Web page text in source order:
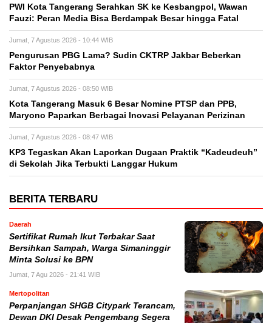
PWI Kota Tangerang Serahkan SK ke Kesbangpol, Wawan
Fauzi: Peran Media Bisa Berdampak Besar hingga Fatal
Jumat, 7 Agustus 2026 - 10:44 WIB
Pengurusan PBG Lama? Sudin CKTRP Jakbar Beberkan
Faktor Penyebabnya
Jumat, 7 Agustus 2026 - 08:50 WIB
Kota Tangerang Masuk 6 Besar Nomine PTSP dan PPB,
Maryono Paparkan Berbagai Inovasi Pelayanan Perizinan
Jumat, 7 Agustus 2026 - 08:47 WIB
KP3 Tegaskan Akan Laporkan Dugaan Praktik “Kadeudeuh”
di Sekolah Jika Terbukti Langgar Hukum
BERITA TERBARU
Daerah
Sertifikat Rumah Ikut Terbakar Saat
Bersihkan Sampah, Warga Simaninggir
Minta Solusi ke BPN
Jumat, 7 Agu 2026 - 21:41 WIB
Mertopolitan
Perpanjangan SHGB Citypark Terancam,
Dewan DKI Desak Pengembang Segera